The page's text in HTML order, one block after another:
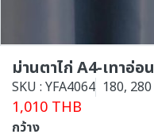
ม่านตาไก่ A4-เทาอ่อน
SKU : YFA4064 180, 280
1,010 THB
กว้าง